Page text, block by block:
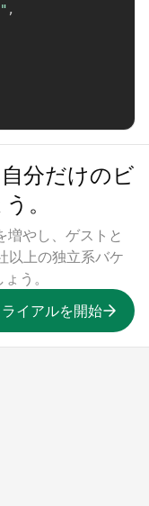
,
分だけのビ
。
やし、ゲストと
以上の独立系バケ
う。
イアルを開始